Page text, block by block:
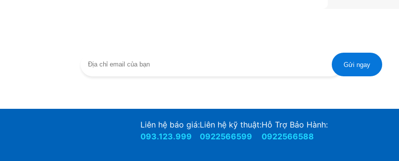
Liên hệ báo giá:
093.123.999
Liên hệ kỹ thuật:
0922566599
Hỗ Trợ Bảo Hành:
0922566588